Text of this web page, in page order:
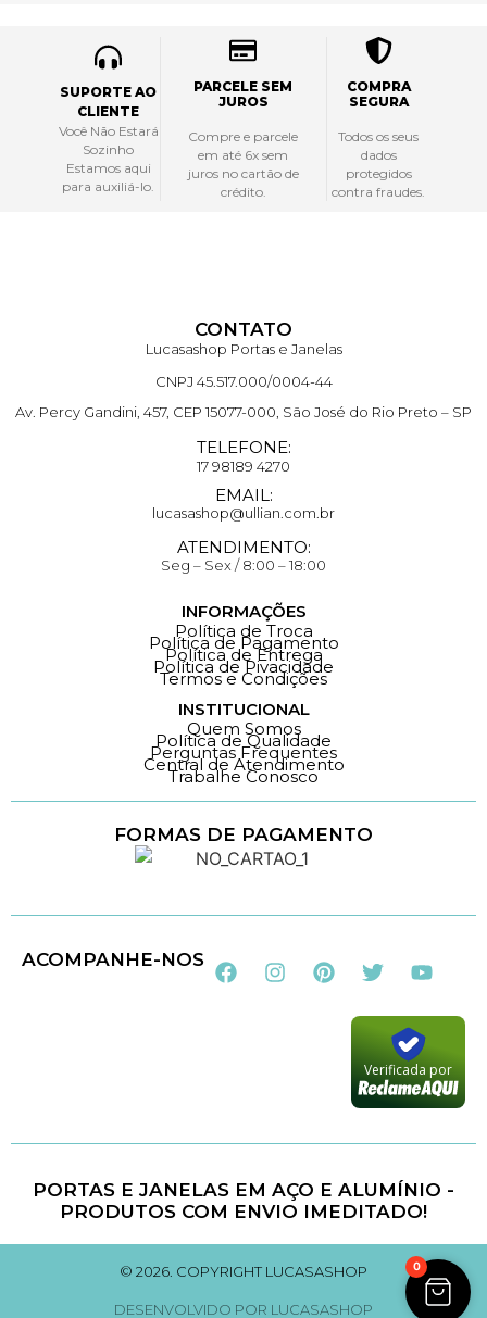
SUPORTE AO
CLIENTE
Você Não Estará
Sozinho
Estamos aqui
para auxiliá-lo.
PARCELE SEM
JUROS
Compre e parcele
em até 6x sem
juros no cartão de
crédito.
COMPRA
SEGURA
Todos os seus
dados
protegidos
contra fraudes.
CONTATO
Lucasashop Portas e Janelas
CNPJ 45.517.000/0004-44
Av. Percy Gandini, 457, CEP 15077-000, São José do Rio Preto – SP
TELEFONE:
17 98189 4270
EMAIL:
lucasashop@ullian.com.br
ATENDIMENTO:
Seg – Sex / 8:00 – 18:00
INFORMAÇÕES
Política de Troca
Política de Pagamento
Política de Entrega
Política de Pivacidade
Termos e Condições
INSTITUCIONAL
Quem Somos
Política de Qualidade
Perguntas Frequentes
Central de Atendimento
Trabalhe Conosco
FORMAS DE PAGAMENTO
ACOMPANHE-NOS
Verificada por
PORTAS E JANELAS EM AÇO E ALUMÍNIO -
PRODUTOS COM ENVIO IMEDITADO!
© 2026. COPYRIGHT LUCASASHOP
DESENVOLVIDO POR LUCASASHOP
0